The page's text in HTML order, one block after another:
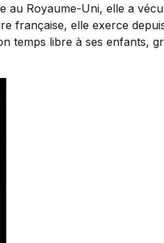
au Royaume-Uni, elle a
française, elle exerce
temps libre à ses enfants,